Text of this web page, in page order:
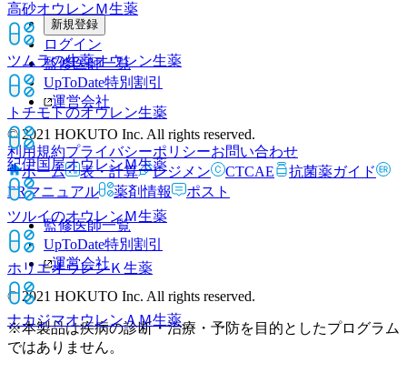
高砂オウレンＭ生薬
ツムラの生薬オウレン生薬
トチモトのオウレン生薬
紀伊国屋オウレンＭ生薬
ツルイのオウレンＭ生薬
ホリエオウレンＫ 生薬
ナカジマオウレンＡＭ生薬
新規登録
ログイン
監修医師一覧
UpToDate特別割引
運営会社
© 2021 HOKUTO Inc. All rights reserved.
利用規約プライバシーポリシーお問い合わせ
ホーム
表・計算 レジメン CTCAE
抗菌薬ガイド
ERマニュアル
薬剤情報 ポスト
監修医師一覧
UpToDate特別割引
運営会社
© 2021 HOKUTO Inc. All rights reserved.
※本製品は疾病の診断・治療・予防を目的としたプログラム
ではありません。